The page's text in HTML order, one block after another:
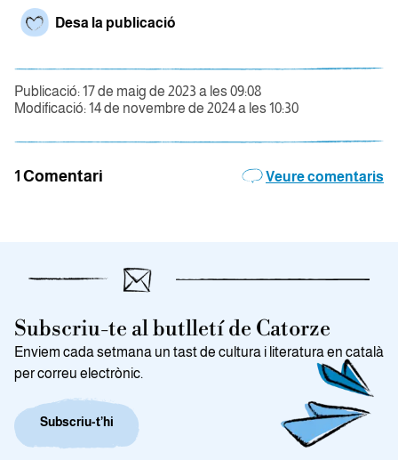
Desa la publicació
Publicació: 17 de maig de 2023 a les 09:08
Modificació: 14 de novembre de 2024 a les 10:30
1 Comentari Veure comentaris
Subscriu-te al butlletí de Catorze
Enviem cada setmana un tast de cultura i literatura en català
per correu electrònic.
Subscriu-t’hi